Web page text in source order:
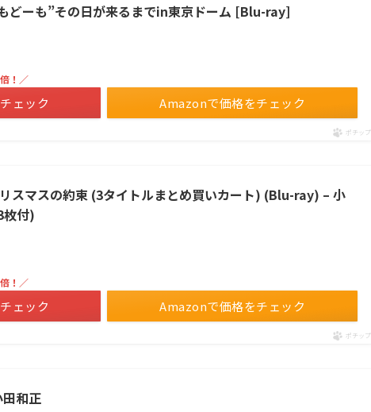
どーも”その日が来るまでin東京ドーム [Blu-ray]
Amazonで価格をチェック
！／
ェック
ポチップ
スマスの約束 (3タイトルまとめ買いカート) (Blu-ray) – 小
枚付)
Amazonで価格をチェック
！／
ェック
ポチップ
和正